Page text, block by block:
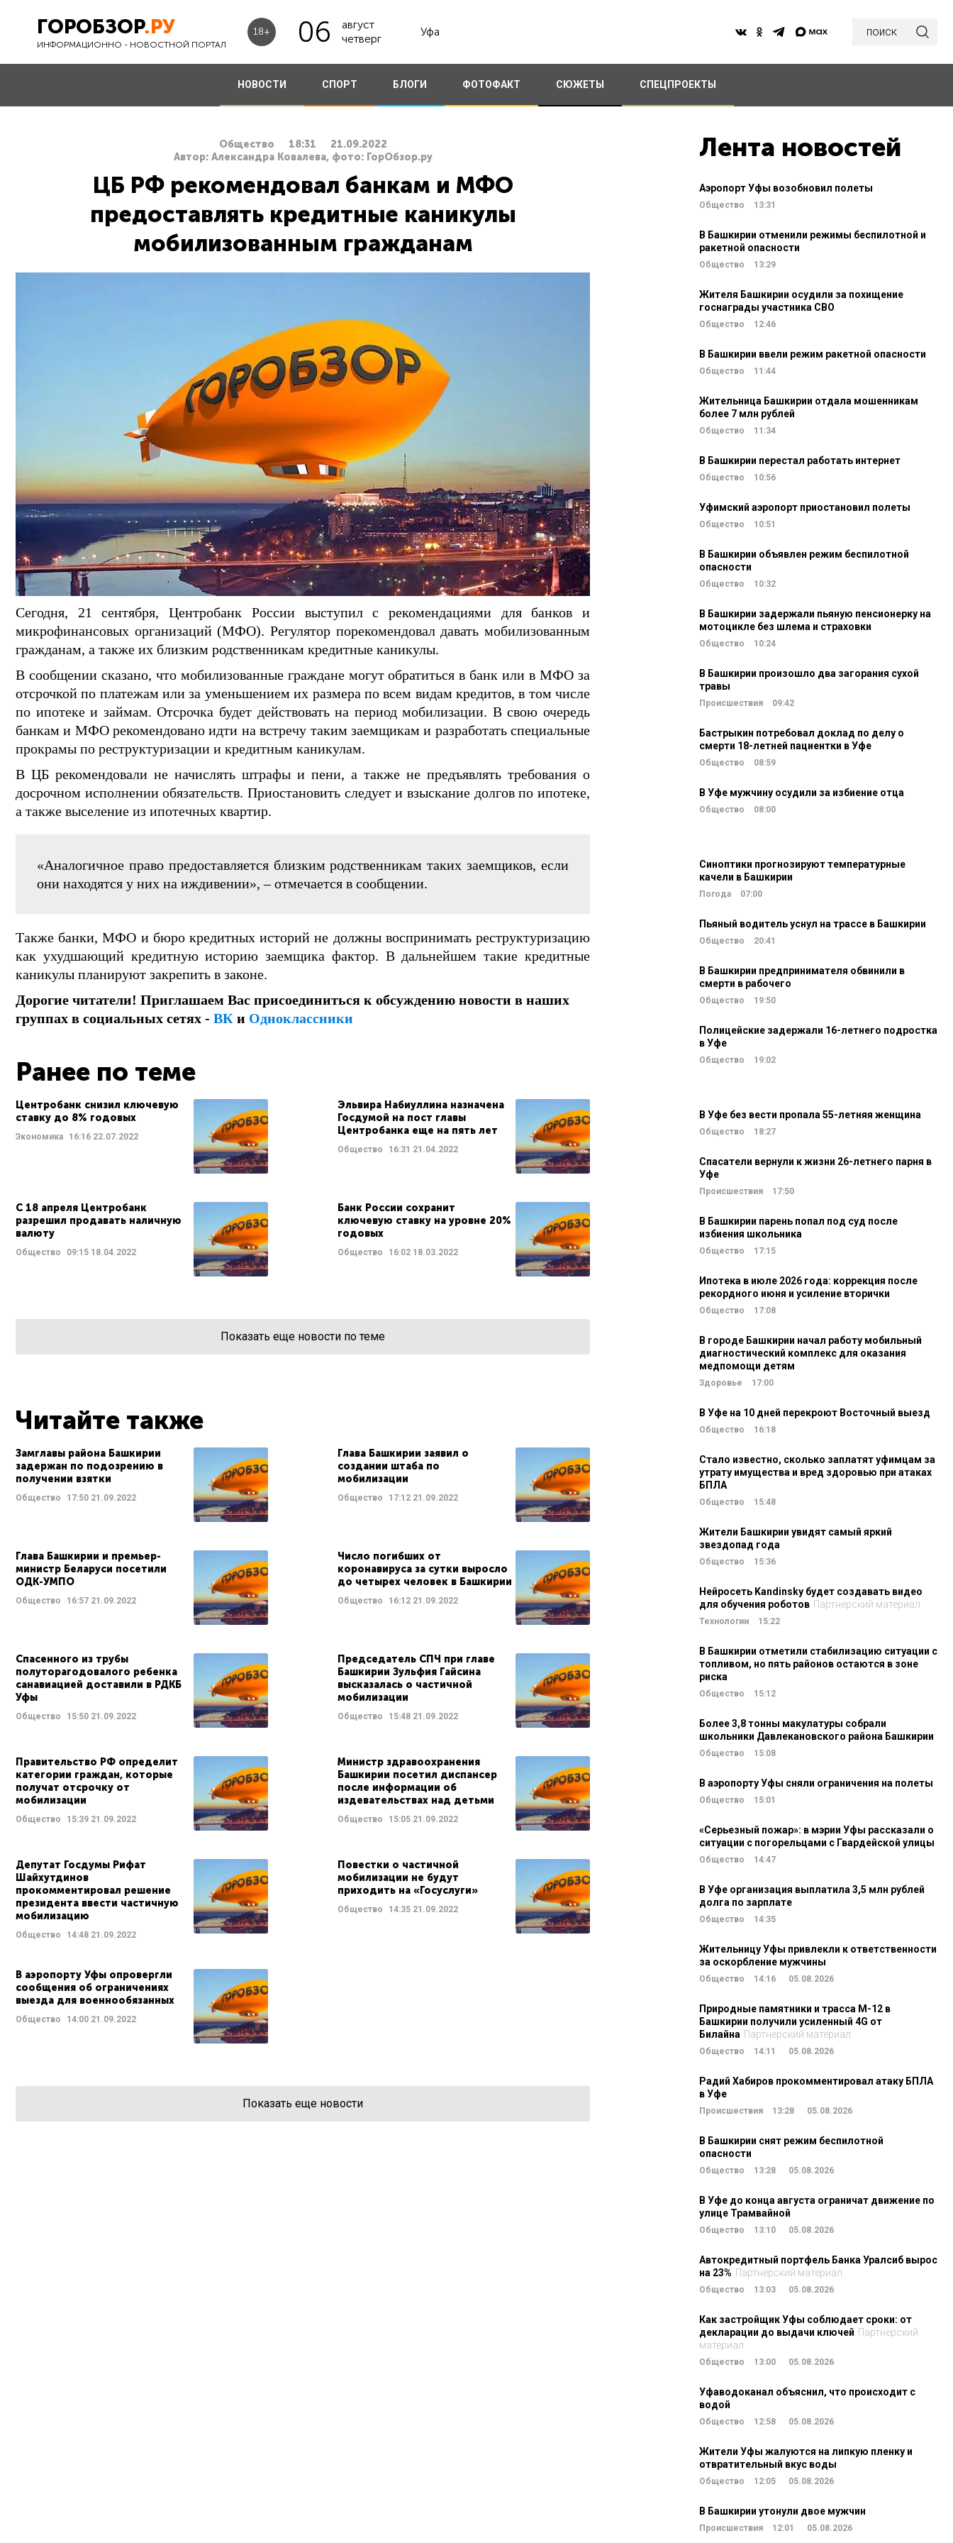
ГОРОБЗОР.РУ
ИНФОРМАЦИОННО - НОВОСТНОЙ ПОРТАЛ
18+ 06
август
четверг
Уфа поиск
НОВОСТИ СПОРТ БЛОГИ ФОТОФАКТ СЮЖЕТЫ СПЕЦПРОЕКТЫ
Общество 18:31
21.09.2022
Автор: Александра Ковалева, фото: ГорОбзор.ру
ЦБ РФ рекомендовал банкам и МФО
предоставлять кредитные каникулы
мобилизованным гражданам
Сегодня, 21 сентября, Центробанк России выступил с рекомендациями для банков и
микрофинансовых организаций (МФО). Регулятор порекомендовал давать мобилизованным
гражданам, а также их близким родственникам кредитные каникулы.
В сообщении сказано, что мобилизованные граждане могут обратиться в банк или в МФО за
отсрочкой по платежам или за уменьшением их размера по всем видам кредитов, в том числе
по ипотеке и займам. Отсрочка будет действовать на период мобилизации. В свою очередь
банкам и МФО рекомендовано идти на встречу таким заемщикам и разработать специальные
прокрамы по реструктуризации и кредитным каникулам.
В ЦБ рекомендовали не начислять штрафы и пени, а также не предъявлять требования о
досрочном исполнении обязательств. Приостановить следует и взыскание долгов по ипотеке,
а также выселение из ипотечных квартир.
«Аналогичное право предоставляется близким родственникам таких заемщиков, если
они находятся у них на иждивении», – отмечается в сообщении.
Также банки, МФО и бюро кредитных историй не должны воспринимать реструктуризацию
как ухудшающий кредитную историю заемщика фактор. В дальнейшем такие кредитные
каникулы планируют закрепить в законе.
Дорогие читатели! Приглашаем Вас присоединиться к обсуждению новости в наших
группах в социальных сетях - ВК и Одноклассники
Ранее по теме
Центробанк снизил ключевую
ставку до 8% годовых
Экономика 16:16 22.07.2022
Эльвира Набиуллина назначена
Госдумой на пост главы
Центробанка еще на пять лет
Общество 16:31 21.04.2022
С 18 апреля Центробанк
разрешил продавать наличную
валюту
Общество 09:15 18.04.2022
Банк России сохранит
ключевую ставку на уровне 20%
годовых
Общество 16:0218.03.2022
Показать еще новости по теме
Читайте также
Замглавы района Башкирии
задержан по подозрению в
получении взятки
Общество 17:50 21.09.2022
Глава Башкирии заявил о
создании штаба по
мобилизации
Общество 17:1221.09.2022
Глава Башкирии и премьер-
министр Беларуси посетили
ОДК-УМПО
Общество 16:57 21.09.2022
Число погибших от
коронавируса за сутки выросло
до четырех человек в Башкирии
Общество 16:1221.09.2022
Спасенного из трубы
полуторагодовалого ребенка
санавиацией доставили в РДКБ
Уфы
Общество 15:50 21.09.2022
Председатель СПЧ при главе
Башкирии Зульфия Гайсина
высказалась о частичной
мобилизации
Общество 15:4821.09.2022
Правительство РФ определит
категории граждан, которые
получат отсрочку от
мобилизации
Общество 15:39 21.09.2022
Министр здравоохранения
Башкирии посетил диспансер
после информации об
издевательствах над детьми
Общество 15:0521.09.2022
Депутат Госдумы Рифат
Шайхутдинов
прокомментировал решение
президента ввести частичную
мобилизацию
Общество 14:48 21.09.2022
Повестки о частичной
мобилизации не будут
приходить на «Госуслуги»
Общество 14:3521.09.2022
В аэропорту Уфы опровергли
сообщения об ограничениях
выезда для военнообязанных
Общество 14:00 21.09.2022
Показать еще новости
Лента новостей
Аэропорт Уфы возобновил полеты
Общество 13:31
В Башкирии отменили режимы беспилотной и
ракетной опасности
Общество 13:29
Жителя Башкирии осудили за похищение
госнаграды участника СВО
Общество 12:46
В Башкирии ввели режим ракетной опасности
Общество 11:44
Жительница Башкирии отдала мошенникам
более 7 млн рублей
Общество 11:34
В Башкирии перестал работать интернет
Общество 10:56
Уфимский аэропорт приостановил полеты
Общество 10:51
В Башкирии объявлен режим беспилотной
опасности
Общество 10:32
В Башкирии задержали пьяную пенсионерку на
мотоцикле без шлема и страховки
Общество 10:24
В Башкирии произошло два загорания сухой
травы
Происшествия 09:42
Бастрыкин потребовал доклад по делу о
смерти 18-летней пациентки в Уфе
Общество 08:59
В Уфе мужчину осудили за избиение отца
Общество 08:00
Синоптики прогнозируют температурные
качели в Башкирии
Погода 07:00
Пьяный водитель уснул на трассе в Башкирии
Общество 20:41
В Башкирии предпринимателя обвинили в
смерти в рабочего
Общество 19:50
Полицейские задержали 16-летнего подростка
в Уфе
Общество 19:02
В Уфе без вести пропала 55-летняя женщина
Общество 18:27
Спасатели вернули к жизни 26-летнего парня в
Уфе
Происшествия 17:50
В Башкирии парень попал под суд после
избиения школьника
Общество 17:15
Ипотека в июле 2026 года: коррекция после
рекордного июня и усиление вторички
Общество 17:08
В городе Башкирии начал работу мобильный
диагностический комплекс для оказания
медпомощи детям
Здоровье 17:00
В Уфе на 10 дней перекроют Восточный выезд
Общество 16:18
Стало известно, сколько заплатят уфимцам за
утрату имущества и вред здоровью при атаках
БПЛА
Общество 15:48
Жители Башкирии увидят самый яркий
звездопад года
Общество 15:36
Нейросеть Kandinsky будет создавать видео
для обучения роботов Партнерский материал
Технологии 15:22
В Башкирии отметили стабилизацию ситуации с
топливом, но пять районов остаются в зоне
риска
Общество 15:12
Более 3,8 тонны макулатуры собрали
школьники Давлекановского района Башкирии
Общество 15:08
В аэропорту Уфы сняли ограничения на полеты
Общество 15:01
«Серьезный пожар»: в мэрии Уфы рассказали о
ситуации с погорельцами с Гвардейской улицы
Общество 14:47
В Уфе организация выплатила 3,5 млн рублей
долга по зарплате
Общество 14:35
Жительницу Уфы привлекли к ответственности
за оскорбление мужчины
Общество 14:16 05.08.2026
Природные памятники и трасса М-12 в
Башкирии получили усиленный 4G от
Билайна Партнерский материал
Общество 14:11 05.08.2026
Радий Хабиров прокомментировал атаку БПЛА
в Уфе
Происшествия 13:28 05.08.2026
В Башкирии снят режим беспилотной
опасности
Общество 13:28 05.08.2026
В Уфе до конца августа ограничат движение по
улице Трамвайной
Общество 13:10 05.08.2026
Автокредитный портфель Банка Уралсиб вырос
на 23% Партнерский материал
Общество 13:03 05.08.2026
Как застройщик Уфы соблюдает сроки: от
декларации до выдачи ключей Партнерский
материал
Общество 13:00 05.08.2026
Уфаводоканал объяснил, что происходит с
водой
Общество 12:58 05.08.2026
Жители Уфы жалуются на липкую пленку и
отвратительный вкус воды
Общество 12:05 05.08.2026
В Башкирии утонули двое мужчин
Происшествия 12:01 05.08.2026